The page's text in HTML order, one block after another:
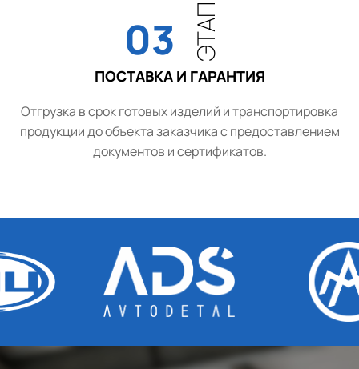
03 ЭТАП
ПОСТАВКА И ГАРАНТИЯ
Отгрузка в срок готовых изделий и транспортировка
продукции до объекта заказчика с предоставлением
документов и сертификатов.